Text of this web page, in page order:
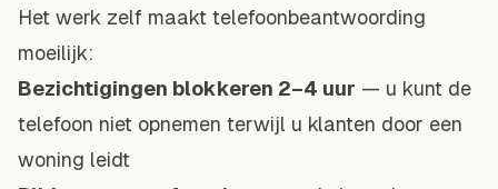
Het werk zelf maakt telefoonbeantwoording
moeilijk:
Bezichtigingen blokkeren 2–4 uur — u kunt de
telefoon niet opnemen terwijl u klanten door een
woning leidt